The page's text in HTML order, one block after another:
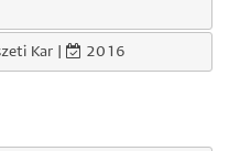
Kar | 2016